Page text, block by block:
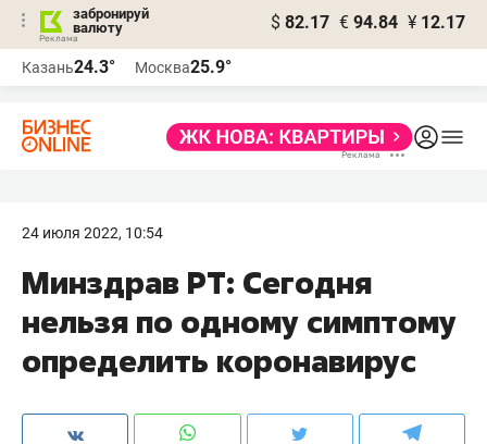
забронируй
валюту
$ 82.17 € 94.84 ¥ 12.17
Казань24.3° Москва25.9°
24 июля 2022, 10:54
Минздрав РТ: Сегодня
нельзя по одному симптому
определить коронавирус